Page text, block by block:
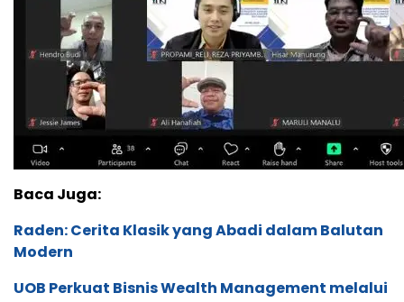
Baca Juga:
Raden: Cerita Klasik yang Abadi dalam Balutan
Modern
UOB Perkuat Bisnis Wealth Management melalui